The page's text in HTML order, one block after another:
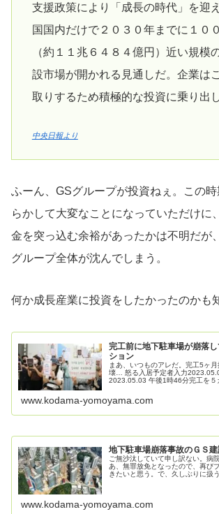
支援政策により「成長の時代」を迎
国国内だけで２０３０年までに１０
（約１１兆６４８４億円）近い規模
設市場が開かれる見通しだ。企業は
取りするため積極的な投資に乗り出
中央日報より
ふーん、GSグループが投資ねぇ。この
らかして大変なことになっていただけに
金を突っ込む余裕があったかは不明だが
グループ全体が沈んでしまう。
何か成長産業に投資をしたかったのかも
完工前に地下駐車場が崩落
ション
まあ、いつものアレだ。完工5ヶ
壊… 怒る入居予定者入力
2023.05.03 午後1時46分完工を５
www.kodama-yomoyama.com
地下駐車場崩落事故のＧＳ
ご無沙汰していて申し訳ない。病
あ、無罪放免となったので、再び
きたいと思う。で、久しぶりに扱
www.kodama-yomoyama.com